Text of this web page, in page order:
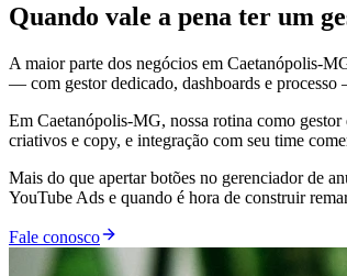
Quando vale a pena ter um
A maior parte dos negócios em Caetanópolis-
— com gestor dedicado, dashboards e
Em Caetanópolis-MG, nossa rotina como
criativos e copy, e integração com seu time
Mais do que apertar botões no gerenciador de
YouTube Ads e quando é hora de construir
Fale conosco